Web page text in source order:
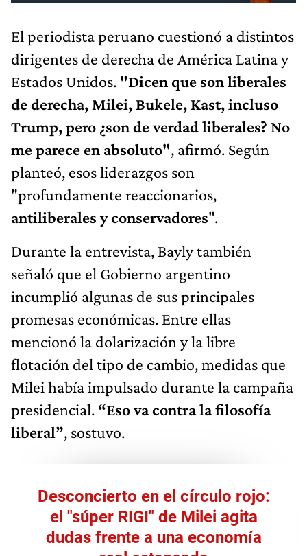
El periodista peruano cuestionó a distintos
dirigentes de derecha de América Latina y
Estados Unidos. "Dicen que son liberales
de derecha, Milei, Bukele, Kast, incluso
Trump, pero ¿son de verdad liberales? No
me parece en absoluto", afirmó. Según
planteó, esos liderazgos son
"profundamente reaccionarios,
antiliberales y conservadores".
Durante la entrevista, Bayly también
señaló que el Gobierno argentino
incumplió algunas de sus principales
promesas económicas. Entre ellas
mencionó la dolarización y la libre
flotación del tipo de cambio, medidas que
Milei había impulsado durante la campaña
presidencial. “Eso va contra la filosofía
liberal”, sostuvo.
Desconcierto en el círculo rojo:
el "súper RIGI" de Milei agita
dudas frente a una economía